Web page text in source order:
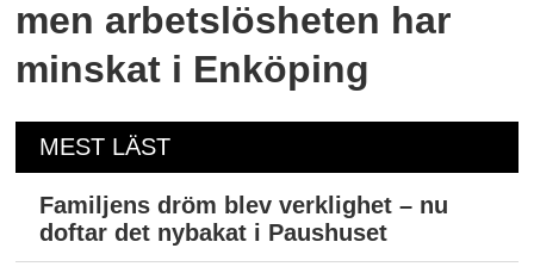
men arbetslösheten har
minskat i Enköping
MEST LÄST
Familjens dröm blev verklighet – nu
doftar det nybakat i Paushuset